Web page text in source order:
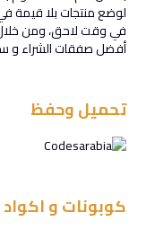
لوضع منتجات بلا قيمة
في وقت لاحق، ومن
أفضل صفقات الشراء و
تحميل وحفظ
كوبونات و